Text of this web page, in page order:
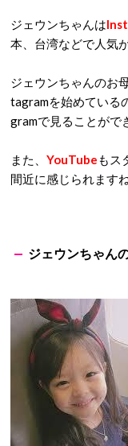
ジェウンちゃんは
本、台湾などで人気
ジェウンちゃんのお
tagramを始めている
gramで見ることがで
また、 YouTubeもス
間近に感じられますね
ジェウンちゃん